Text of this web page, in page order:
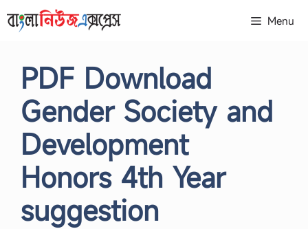
to
Menu
PDF Download
Gender Society and
Development
Honors 4th Year
suggestion